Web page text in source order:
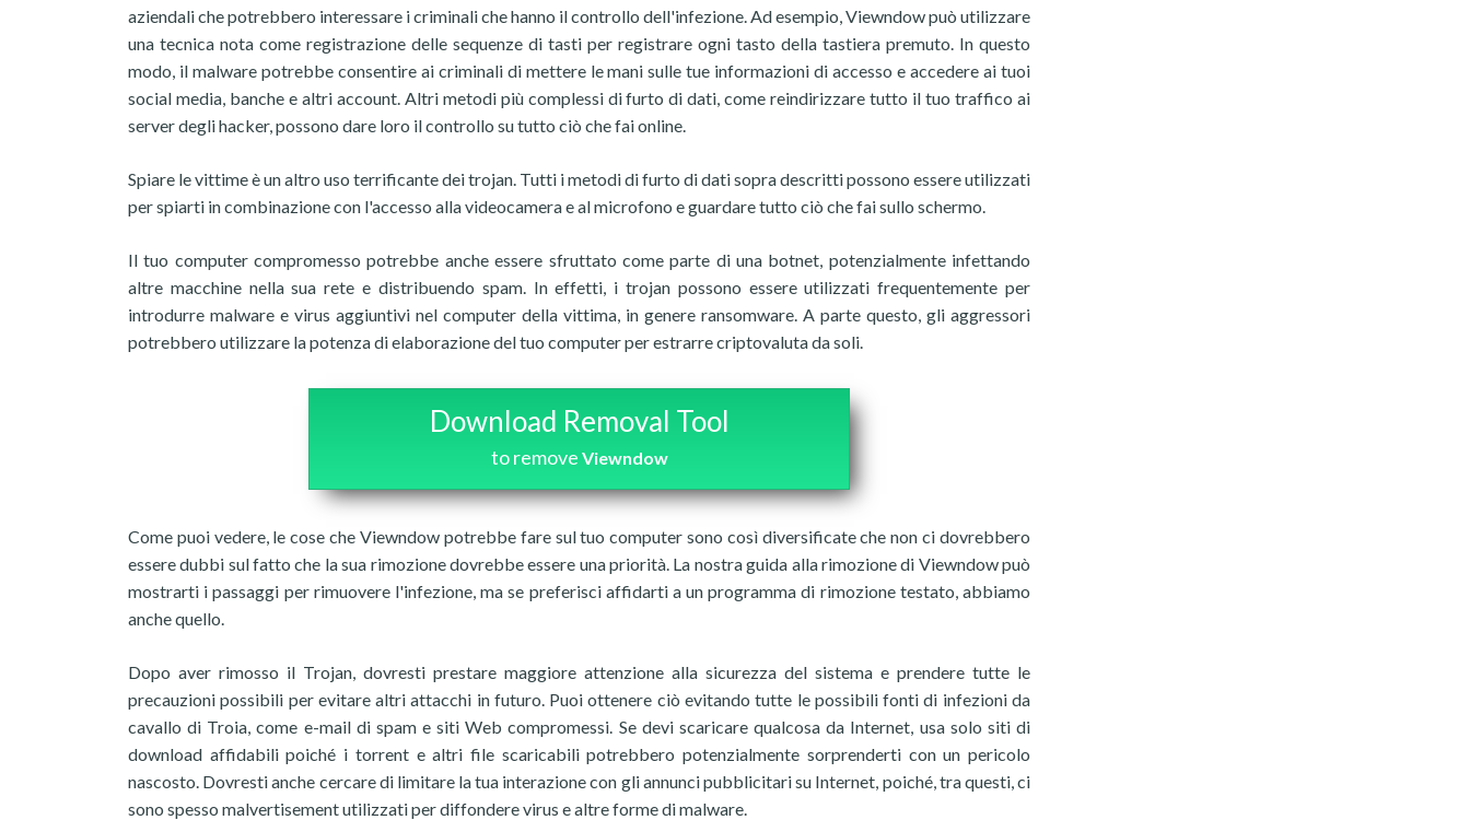
aziendali che potrebbero interessare i criminali che hanno il controllo dell'infezione. Ad esempio, Viewndow può utilizzare
una tecnica nota come registrazione delle sequenze di tasti per registrare ogni tasto della tastiera premuto. In questo
modo, il malware potrebbe consentire ai criminali di mettere le mani sulle tue informazioni di accesso e accedere ai tuoi
social media, banche e altri account. Altri metodi più complessi di furto di dati, come reindirizzare tutto il tuo traffico ai
server degli hacker, possono dare loro il controllo su tutto ciò che fai online.
Spiare le vittime è un altro uso terrificante dei trojan. Tutti i metodi di furto di dati sopra descritti possono essere utilizzati
per spiarti in combinazione con l'accesso alla videocamera e al microfono e guardare tutto ciò che fai sullo schermo.
Il tuo computer compromesso potrebbe anche essere sfruttato come parte di una botnet, potenzialmente infettando
altre macchine nella sua rete e distribuendo spam. In effetti, i trojan possono essere utilizzati frequentemente per
introdurre malware e virus aggiuntivi nel computer della vittima, in genere ransomware. A parte questo, gli aggressori
potrebbero utilizzare la potenza di elaborazione del tuo computer per estrarre criptovaluta da soli.
Download Removal Tool
to remove Viewndow
Come puoi vedere, le cose che Viewndow potrebbe fare sul tuo computer sono così diversificate che non ci dovrebbero
essere dubbi sul fatto che la sua rimozione dovrebbe essere una priorità. La nostra guida alla rimozione di Viewndow può
mostrarti i passaggi per rimuovere l'infezione, ma se preferisci affidarti a un programma di rimozione testato, abbiamo
anche quello.
Dopo aver rimosso il Trojan, dovresti prestare maggiore attenzione alla sicurezza del sistema e prendere tutte le
precauzioni possibili per evitare altri attacchi in futuro. Puoi ottenere ciò evitando tutte le possibili fonti di infezioni da
cavallo di Troia, come e-mail di spam e siti Web compromessi. Se devi scaricare qualcosa da Internet, usa solo siti di
download affidabili poiché i torrent e altri file scaricabili potrebbero potenzialmente sorprenderti con un pericolo
nascosto. Dovresti anche cercare di limitare la tua interazione con gli annunci pubblicitari su Internet, poiché, tra questi, ci
sono spesso malvertisement utilizzati per diffondere virus e altre forme di malware.